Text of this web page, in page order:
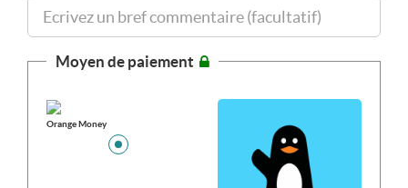
Moyen de paiement
Orange Money